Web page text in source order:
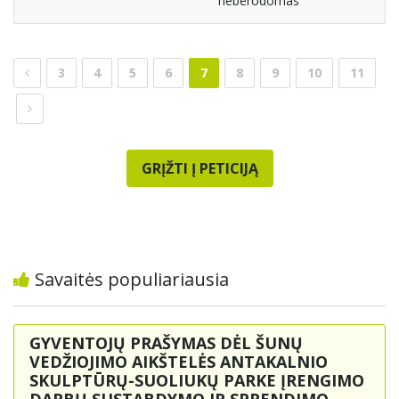
3 4 5 6 7 8 9 10 11
GRĮŽTI Į PETICIJĄ
Savaitės populiariausia
GYVENTOJŲ PRAŠYMAS DĖL ŠUNŲ
VEDŽIOJIMO AIKŠTELĖS ANTAKALNIO
SKULPTŪRŲ-SUOLIUKŲ PARKE ĮRENGIMO